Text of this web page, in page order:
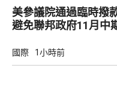
美參議院通過臨時撥
避免聯邦政府11月中
國際 1小時前